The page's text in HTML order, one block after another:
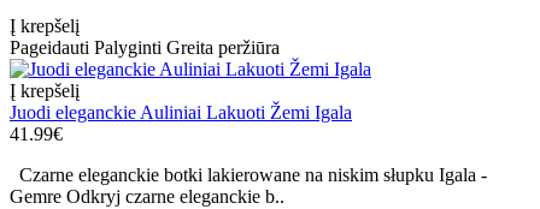
Į krepšelį
Pageidauti Palyginti Greita peržiūra
Į krepšelį
Juodi eleganckie Auliniai Lakuoti Žemi Igala
41.99€
Czarne eleganckie botki lakierowane na niskim słupku Igala -
Gemre Odkryj czarne eleganckie b..